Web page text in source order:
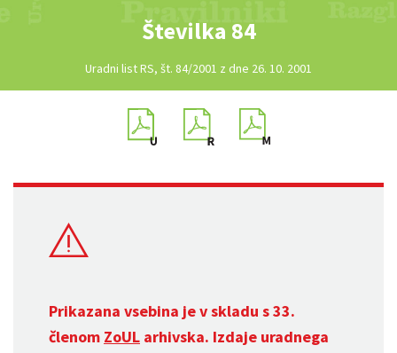
Številka 84
Uradni list RS, št. 84/2001 z dne 26. 10. 2001
Prikazana vsebina je v skladu s 33.
členom ZoUL arhivska. Izdaje uradnega